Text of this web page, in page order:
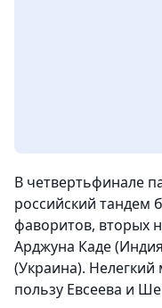
В четвертьфинале
российский тандем
фаворитов, вторых
Арджуна Каде
(Украина). Нелегкий
пользу Евсеева и